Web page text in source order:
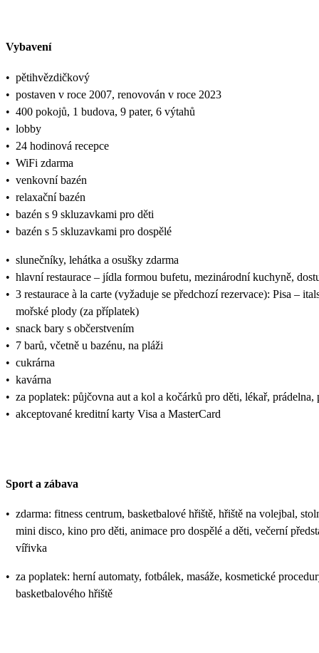
Vybavení
• pětihvězdičkový
• postaven v roce 2007, renovován v roce 2023
• 400 pokojů, 1 budova, 9 pater, 6 výtahů
• lobby
• 24 hodinová recepce
• WiFi zdarma
• venkovní bazén
• relaxační bazén
• bazén s 9 skluzavkami pro děti
• bazén s 5 skluzavkami pro dospělé
• slunečníky, lehátka a osušky zdarma
• hlavní restaurace – jídla formou bufetu, mezinárodní kuchyně,
• 3 restaurace à la carte (vyžaduje se předchozí rezervace): Pisa –
mořské plody (za příplatek)
• snack bary s občerstvením
• 7 barů, včetně u bazénu, na pláži
• cukrárna
• kavárna
• za poplatek: půjčovna aut a kol a kočárků pro děti, lékař,
• akceptované kreditní karty Visa a MasterCard
Sport a zábava
• zdarma: fitness centrum, basketbalové hřiště, hřiště na volejbal,
mini disco, kino pro děti, animace pro dospělé a děti, večerní
vířivka
• za poplatek: herní automaty, fotbálek, masáže, kosmetické
basketbalového hřiště